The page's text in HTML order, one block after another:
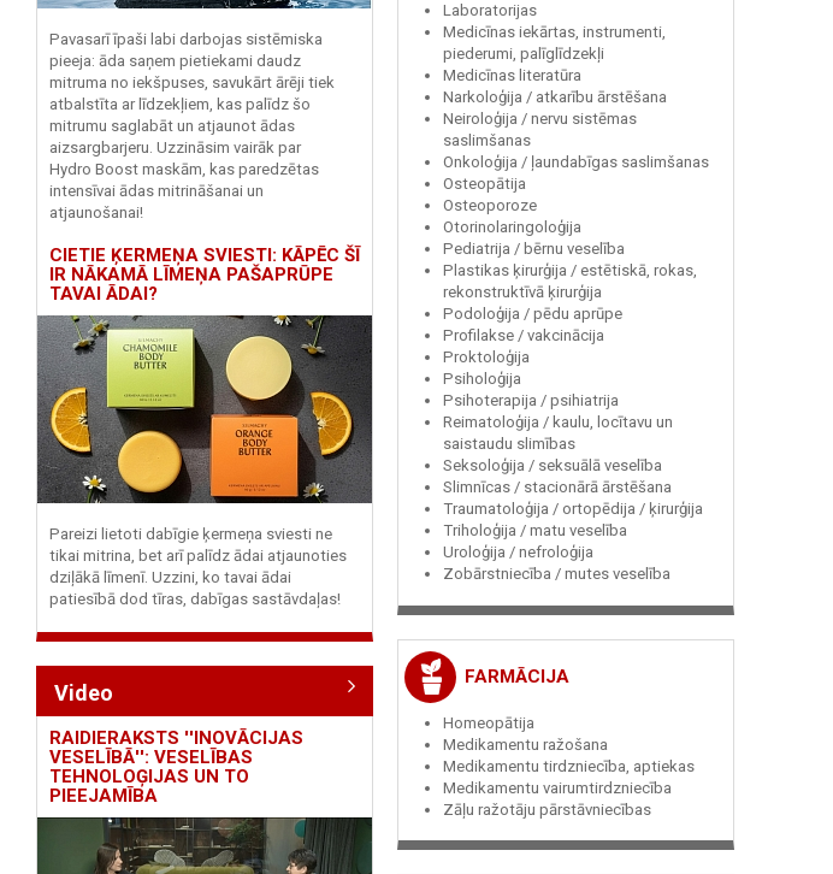
Pavasarī īpaši labi darbojas sistēmiska
pieeja: āda saņem pietiekami daudz
mitruma no iekšpuses, savukārt ārēji tiek
atbalstīta ar līdzekļiem, kas palīdz šo
mitrumu saglabāt un atjaunot ādas
aizsargbarjeru. Uzzināsim vairāk par
Hydro Boost maskām, kas paredzētas
intensīvai ādas mitrināšanai un
atjaunošanai!
CIETIE ĶERMEŅA SVIESTI: KĀPĒC ŠĪ
IR NĀKAMĀ LĪMEŅA PAŠAPRŪPE
TAVAI ĀDAI?
Pareizi lietoti dabīgie ķermeņa sviesti ne
tikai mitrina, bet arī palīdz ādai atjaunoties
dziļākā līmenī. Uzzini, ko tavai ādai
patiesībā dod tīras, dabīgas sastāvdaļas!
Video
RAIDIERAKSTS ''INOVĀCIJAS
VESELĪBĀ'': VESELĪBAS
TEHNOLOĢIJAS UN TO
PIEEJAMĪBA
Laboratorijas
Medicīnas iekārtas, instrumenti,
piederumi, palīglīdzekļi
Medicīnas literatūra
Narkoloģija / atkarību ārstēšana
Neiroloģija / nervu sistēmas
saslimšanas
Onkoloģija / ļaundabīgas saslimšanas
Osteopātija
Osteoporoze
Otorinolaringoloģija
Pediatrija / bērnu veselība
Plastikas ķirurģija / estētiskā, rokas,
rekonstruktīvā ķirurģija
Podoloģija / pēdu aprūpe
Profilakse / vakcinācija
Proktoloģija
Psiholoģija
Psihoterapija / psihiatrija
Reimatoloģija / kaulu, locītavu un
saistaudu slimības
Seksoloģija / seksuālā veselība
Slimnīcas / stacionārā ārstēšana
Traumatoloģija / ortopēdija / ķirurģija
Triholoģija / matu veselība
Uroloģija / nefroloģija
Zobārstniecība / mutes veselība
FARMĀCIJA
Homeopātija
Medikamentu ražošana
Medikamentu tirdzniecība, aptiekas
Medikamentu vairumtirdzniecība
Zāļu ražotāju pārstāvniecības